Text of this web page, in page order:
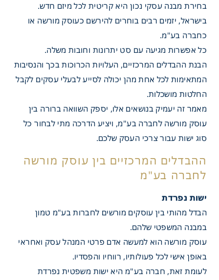
מורשה לעומת חברה
בחירת מבנה עסקי נכון היא קריטית לכל מיזם חדש.
בישראל, יזמים רבים בוחרים להירשם כעוסק מורשה או
כחברה בע"מ.
כל אפשרות מגיעה עם סט יתרונות וחובות משלה.
הבנת ההבדלים המרכזיים, העלויות הכרוכות בכך והנסיבות
המתאימות לכל אחת מהן יכולה לסייע לבעלי עסקים לקבל
החלטות מושכלות.
מאמר זה יעמיק בנושאים אלו, יספק השוואה ברורה בין
עוסק מורשה לחברה בע"מ, ויציע הדרכה מתי לבחור כל
סוג ישות עבור צרכי העסק שלכם.
ישות נפרדת
הבדל מהותי בין עוסקים מורשים לחברות בע"מ טמון
במבנה המשפטי שלהם.
עוסק מורשה הוא למעשה אדם פרטי המנהל עסק ואחראי
באופן אישי לכל פעולותיו, רווחיו והפסדיו.
לעומת זאת, חברה בע"מ היא ישות משפטית נפרדת